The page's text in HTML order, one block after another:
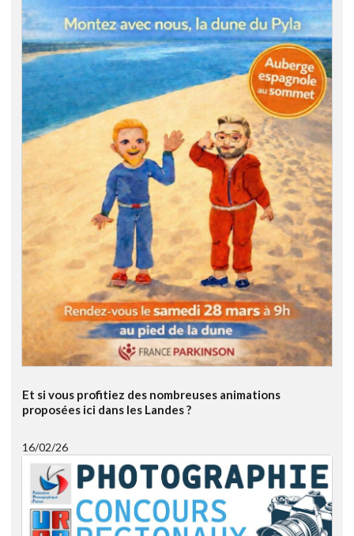
Et si vous profitiez des nombreuses animations
proposées ici dans les Landes ?
16/02/26